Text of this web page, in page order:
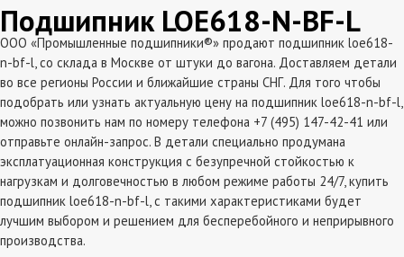
Подшипник LOE618-N-BF-L
ООО «Промышленные подшипники®» продают подшипник loe618-
n-bf-l, со склада в Москве от штуки до вагона. Доставляем детали
во все регионы России и ближайшие страны СНГ. Для того чтобы
подобрать или узнать актуальную цену на подшипник loe618-n-bf-l,
можно позвонить нам по номеру телефона +7 (495) 147-42-41 или
отправьте онлайн-запрос. В детали специально продумана
эксплатуационная конструкция с безупречной стойкостью к
нагрузкам и долговечностью в любом режиме работы 24/7, купить
подшипник loe618-n-bf-l, с такими характеристиками будет
лучшим выбором и решением для бесперебойного и неприрывного
производства.